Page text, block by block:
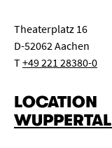
Theaterplatz 16
D-52062 Aachen
T+49 221 28380-0
LOCATION
WUPPERTAL